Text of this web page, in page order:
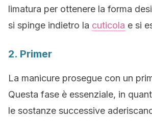
limatura per ottenere la forma
si spinge indietro la cuticola e si
2. Primer
La manicure prosegue con un
Questa fase è essenziale, in
le sostanze successive